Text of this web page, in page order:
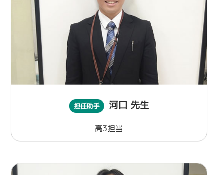
担任助手 河口 先生
高3担当